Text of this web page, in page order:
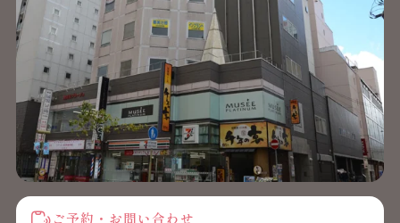
ご予約・お問い合わせ